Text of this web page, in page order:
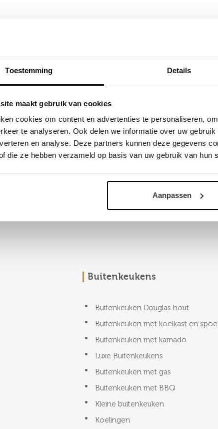
Toestemming Details
maakt gebruik van cookies
cookies om content en advertenties te personaliseren,
te analyseren. Ook delen we informatie over uw
en analyse. Deze partners kunnen deze gegevens
die ze hebben verzameld op basis van uw gebruik van hun
Aanpassen
Locaties
Productie
Slachthuiskade 36
7602CV Almelo
Buitenkeukens
Buitenkeuken Douglas hout
Buitenkeuken met koelkast en
Buitenkeuken met kamado
Luxe Buitenkeukens
Buitenkeuken met gas
Buitenkeuken met BBQ
Kleine buitenkeuken
Koelingen